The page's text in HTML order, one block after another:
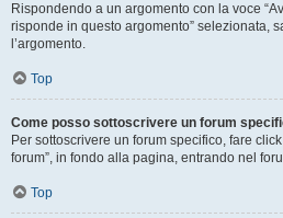
Rispondendo a un argomento con la voce
risponde in questo argomento” selezionata,
l’argomento.
Top
Come posso sottoscrivere un forum
Per sottoscrivere un forum specifico, fare
forum”, in fondo alla pagina, entrando nel
Top